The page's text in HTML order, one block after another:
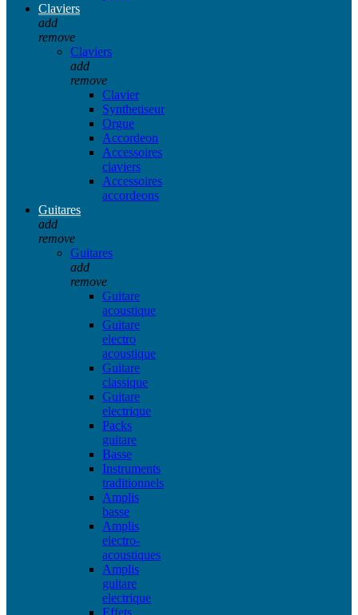
Claviers
add
remove
Claviers
add
remove
Clavier
Synthetiseur
Orgue
Accordeon
Accessoires
claviers
Accessoires
accordeons
Guitares
add
remove
Guitares
add
remove
Guitare
acoustique
Guitare
electro
acoustique
Guitare
classique
Guitare
electrique
Packs
guitare
Basse
Instruments
traditionnels
Amplis
basse
Amplis
electro-
acoustiques
Amplis
guitare
electrique
Effets